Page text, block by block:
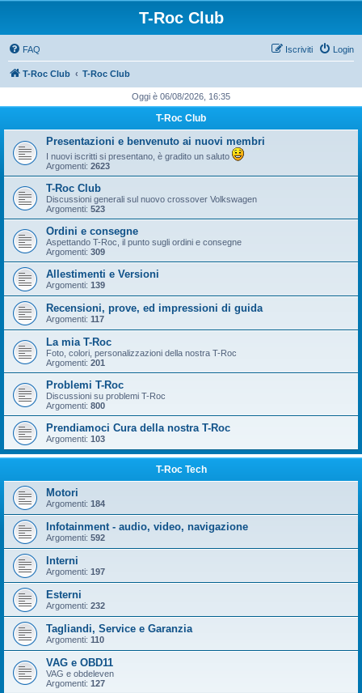
T-Roc Club
FAQ Login
Iscriviti
T-Roc Club T-Roc Club
Oggi è 06/08/2026, 16:35
T-Roc Club
Presentazioni e benvenuto ai nuovi membri
I nuovi iscritti si presentano, è gradito un saluto
Argomenti: 2623
T-Roc Club
Discussioni generali sul nuovo crossover Volkswagen
Argomenti: 523
Ordini e consegne
Aspettando T-Roc, il punto sugli ordini e consegne
Argomenti: 309
Allestimenti e Versioni
Argomenti: 139
Recensioni, prove, ed impressioni di guida
Argomenti: 117
La mia T-Roc
Foto, colori, personalizzazioni della nostra T-Roc
Argomenti: 201
Problemi T-Roc
Discussioni su problemi T-Roc
Argomenti: 800
Prendiamoci Cura della nostra T-Roc
Argomenti: 103
T-Roc Tech
Motori
Argomenti: 184
Infotainment - audio, video, navigazione
Argomenti: 592
Interni
Argomenti: 197
Esterni
Argomenti: 232
Tagliandi, Service e Garanzia
Argomenti: 110
VAG e OBD11
VAG e obdeleven
Argomenti: 127